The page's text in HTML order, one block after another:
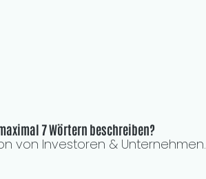
7 Wörtern beschreiben?
von Investoren & Unternehmen.